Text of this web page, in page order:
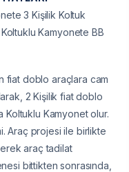
3 Kişilik Koltuk
Kamyonete BB
fiat doblo araçlara cam
2 Kişilik fiat doblo
Koltuklu Kamyonet olur.
Araç projesi ile birlikte
araç tadilat
bittikten sonrasında,